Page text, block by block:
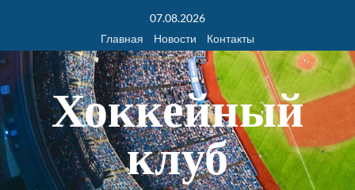
07.08.2026
Главная
Новости Контакты
Хоккейный
клуб